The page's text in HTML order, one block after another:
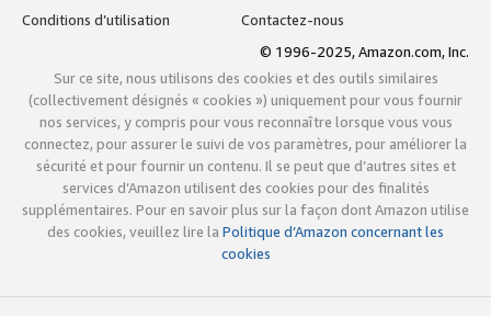
Conditions d’utilisation
Contactez-nous
© 1996-2025, Amazon.com, Inc.
Sur ce site, nous utilisons des cookies et des outils similaires
(collectivement désignés « cookies ») uniquement pour vous fournir
nos services, y compris pour vous reconnaître lorsque vous vous
connectez, pour assurer le suivi de vos paramètres, pour améliorer la
sécurité et pour fournir un contenu. Il se peut que d’autres sites et
services d’Amazon utilisent des cookies pour des finalités
supplémentaires. Pour en savoir plus sur la façon dont Amazon utilise
des cookies, veuillez lire la Politique d’Amazon concernant les
cookies